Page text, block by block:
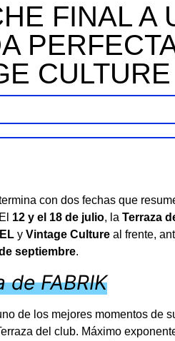
FINAL A
CULTURE
con dos fechas que
12 y el 18 de julio, la Terraza
y Vintage Culture al frente,
septiembre.
FABRIK
de los mejores momentos de
del club. Máximo